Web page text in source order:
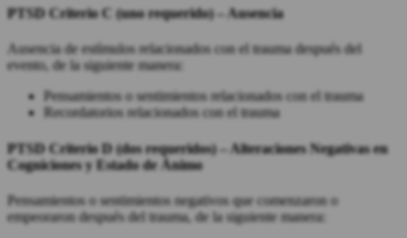
PTSDCriterio C (uno requerido) – Ausencia
Ausencia de estímulos relacionados con el trauma después del
evento, de la siguiente manera:
Pensamientos o sentimientos relacionados con el trauma
Recordatorios relacionados con el trauma
PTSDCriterio D (dos requeridos) – Alteraciones Negativas en
Cogniciones y Estado de Ánimo
Pensamientos o sentimientos negativos que comenzaron o
empeoraron después del trauma, de la siguiente manera: